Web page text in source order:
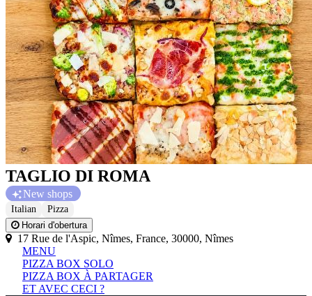
TAGLIO DI ROMA
New shops
Italian
Pizza
Horari d'obertura
17 Rue de l'Aspic, Nîmes, France, 30000, Nîmes
MENU
PIZZA BOX SOLO
PIZZA BOX À PARTAGER
ET AVEC CECI ?